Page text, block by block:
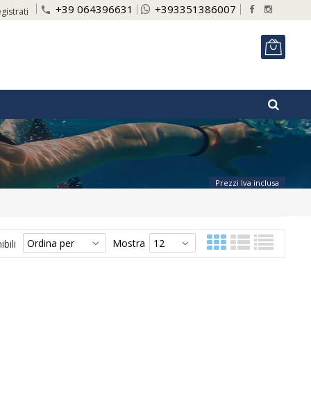
phone +39 064396631 +393351386007
Prezzi Iva inclusa
Mostra